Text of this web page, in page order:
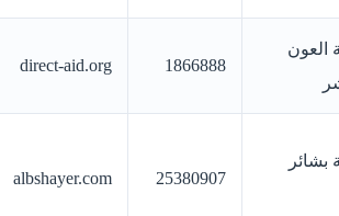
العون
1866888
direct-aid.org
بشائر
25380907
albshayer.com